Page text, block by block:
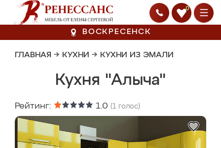
0
ВОСКРЕСЕНСК
ГЛАВНАЯ → КУХНИ → КУХНИ ИЗ ЭМАЛИ
Кухня "Алыча"
Рейтинг: 1.0 (1 голос)